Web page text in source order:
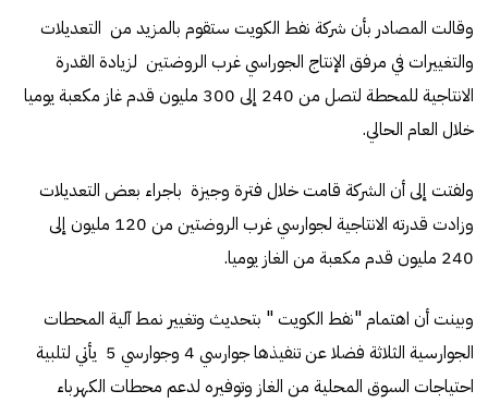
وقالت المصادر بأن شركة نفط الكويت ستقوم بالمزيد من التعديلات
والتغييرات في مرفق الإنتاج الجوراسي غرب الروضتين لزيادة القدرة
الانتاجية للمحطة لتصل من 240 إلى 300 مليون قدم غاز مكعبة يوميا
خلال العام الحالي.
ولفتت إلى أن الشركة قامت خلال فترة وجيزة باجراء بعض التعديلات
وزادت قدرته الانتاجية لجوارسي غرب الروضتين من 120 مليون إلى
240 مليون قدم مكعبة من الغاز يوميا.
وبينت أن اهتمام "نفط الكويت " بتحديث وتغيير نمط آلية المحطات
الجوارسية الثلاثة فضلا عن تنفيذها جوارسي 4 وجوارسي 5 يأتي لتلبية
احتياجات السوق المحلية من الغاز وتوفيره لدعم محطات الكهرباء